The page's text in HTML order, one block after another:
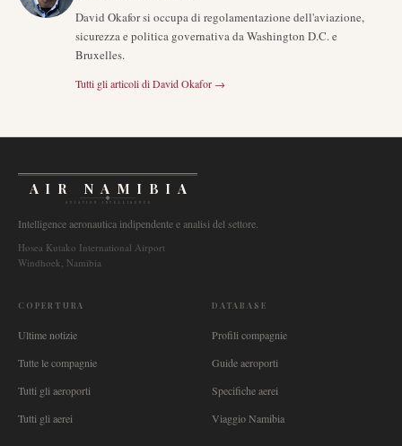
David Okafor si occupa di regolamentazione dell'aviazione,
sicurezza e politica governativa da Washington D.C. e
Bruxelles.
Tutti gli articoli diDavid Okafor →
AIR NAMIBIA
AVIATION INTELLIGENCE
Intelligence aeronautica indipendente e analisi del settore.
Hosea Kutako International Airport
Windhoek, Namibia
COPERTURA
Ultime notizie
Tutte le compagnie
Tutti gli aeroporti
Tutti gli aerei
DATABASE
Profili compagnie
Guide aeroporti
Specifiche aerei
Viaggio Namibia